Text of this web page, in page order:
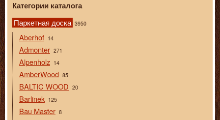
Категории каталога
Паркетная доска 3950
Aberhof 14
Admonter 271
Alpenholz 14
AmberWood 85
BALTIC WOOD 20
Barlinek 125
Bau Master 8